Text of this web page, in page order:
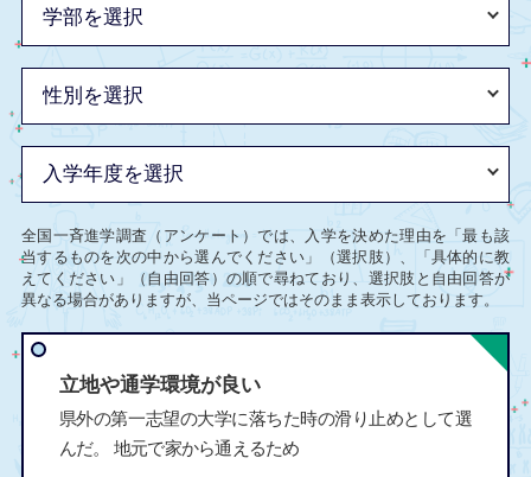
全国一斉進学調査（アンケート）では、入学を決めた理由を「最も該
当するものを次の中から選んでください」（選択肢）、「具体的に教
えてください」（自由回答）の順で尋ねており、選択肢と自由回答が
異なる場合がありますが、当ページではそのまま表示しております。
立地や通学環境が良い
県外の第一志望の大学に落ちた時の滑り止めとして選
んだ。 地元で家から通えるため